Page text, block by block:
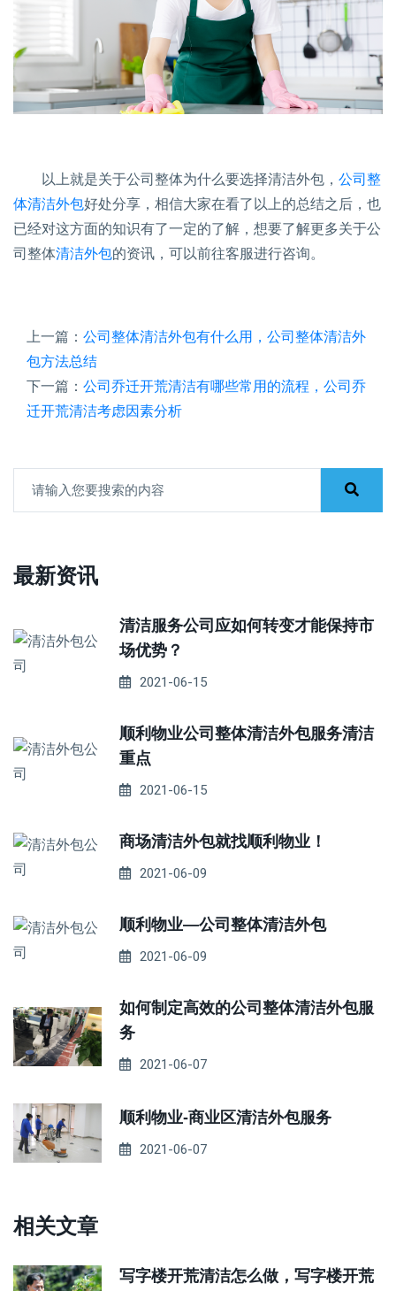
以上就是关于公司整体为什么要选择清洁外包， 公司整
体清洁外包好处分享，相信大家在看了以上的总结之后，也
已经对这方面的知识有了一定的了解，想要了解更多关于公
司整体清洁外包的资讯，可以前往客服进行咨询。
上一篇： 公司整体清洁外包有什么用，公司整体清洁外
包方法总结
下一篇： 公司乔迁开荒清洁有哪些常用的流程，公司乔
迁开荒清洁考虑因素分析
最新资讯
清洁服务公司应如何转变才能保持市
场优势？
2021-06-15
顺利物业公司整体清洁外包服务清洁
重点
2021-06-15
商场清洁外包就找顺利物业！
2021-06-09
顺利物业—公司整体清洁外包
2021-06-09
如何制定高效的公司整体清洁外包服
务
2021-06-07
顺利物业-商业区清洁外包服务
2021-06-07
相关文章
写字楼开荒清洁怎么做，写字楼开荒